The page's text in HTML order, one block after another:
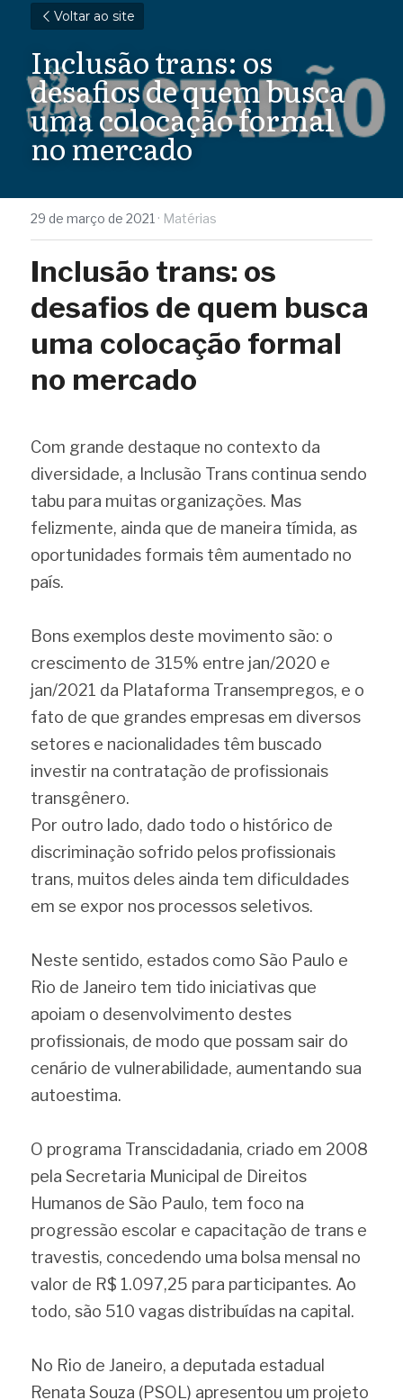
Voltar ao site
Inclusão trans: os
desafios de quem busca
uma colocação formal
no mercado
29 de março de 2021 · Matérias
Inclusão trans: os
desafios de quem busca
uma colocação formal
no mercado
Com grande destaque no contexto da
diversidade, a Inclusão Trans continua sendo
tabu para muitas organizações. Mas
felizmente, ainda que de maneira tímida, as
oportunidades formais têm aumentado no
país.
Bons exemplos deste movimento são: o
crescimento de 315% entre jan/2020 e
jan/2021 da Plataforma Transempregos, e o
fato de que grandes empresas em diversos
setores e nacionalidades têm buscado
investir na contratação de profissionais
transgênero.
Por outro lado, dado todo o histórico de
discriminação sofrido pelos profissionais
trans, muitos deles ainda tem dificuldades
em se expor nos processos seletivos.
Neste sentido, estados como São Paulo e
Rio de Janeiro tem tido iniciativas que
apoiam o desenvolvimento destes
profissionais, de modo que possam sair do
cenário de vulnerabilidade, aumentando sua
autoestima.
O programa Transcidadania, criado em 2008
pela Secretaria Municipal de Direitos
Humanos de São Paulo, tem foco na
progressão escolar e capacitação de trans e
travestis, concedendo uma bolsa mensal no
valor de R$ 1.097,25 para participantes. Ao
todo, são 510 vagas distribuídas na capital.
No Rio de Janeiro, a deputada estadual
Renata Souza (PSOL) apresentou um projeto